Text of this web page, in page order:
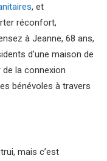
, et
réconfort,
à Jeanne, 68 ans,
d’une maison de
la connexion
bénévoles à travers
mais c’est